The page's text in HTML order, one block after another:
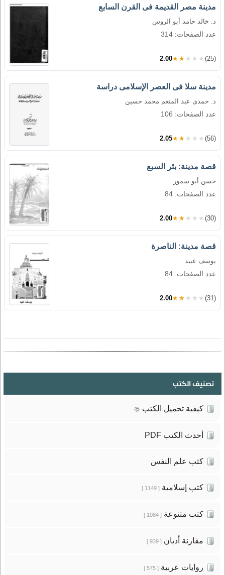
مدينة مصر القديمة فى القرن السابع
د. خالد حامد أبو الروس
عدد الصفحات: 314
2.00★★★★★ (25)
مدينة سلا فى العصر الإسلامى دراسة
د. حمدى عبد المنعم محمد حسين
عدد الصفحات: 106
2.05★★★★★ (56)
قصة مدينة: بئر السبع
حسن أبو سمور
عدد الصفحات: 84
2.00★★★★★ (30)
قصة مدينة: الناصرة
يوسف عبيد
عدد الصفحات: 84
2.00★★★★★ (31)
تصنيف الكتب
كيفية تحميل الكتب 📚
أحدث الكتب PDF
كتب علم النفس
كتب إسلامية[ 1149 ]
كتب متنوعة[ 1084 ]
مقارنة أديان[ 939 ]
روايات عربية[ 575 ]